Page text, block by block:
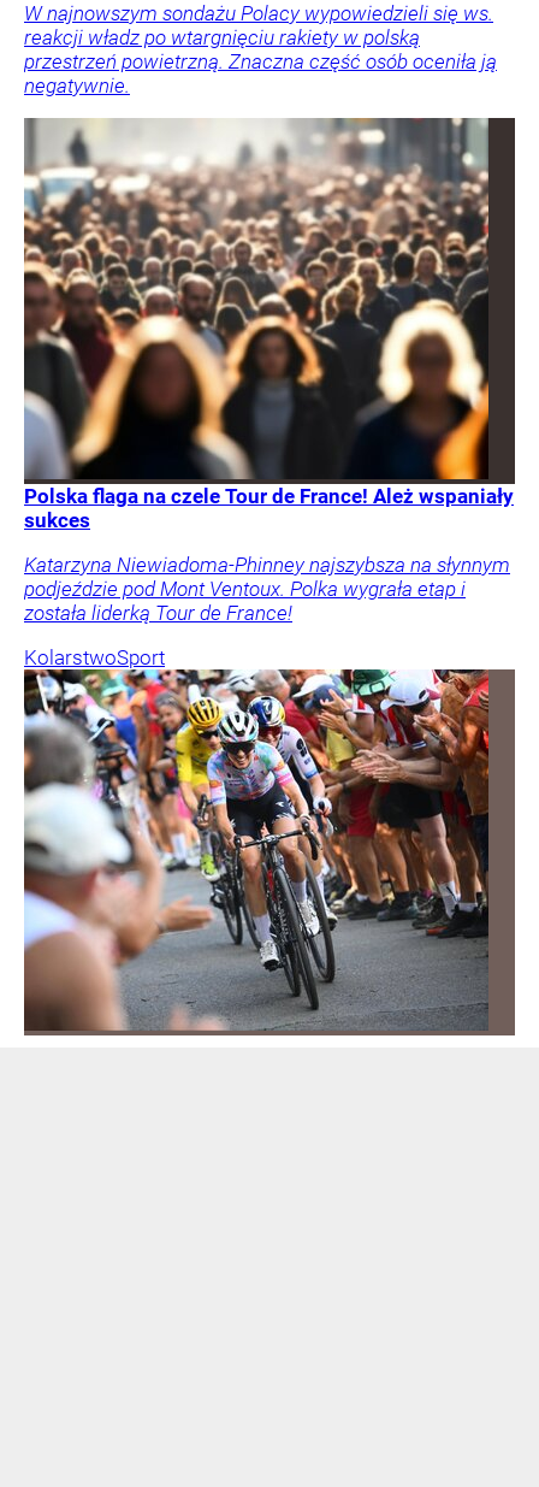
W najnowszym sondażu Polacy wypowiedzieli się ws.
reakcji władz po wtargnięciu rakiety w polską
przestrzeń powietrzną. Znaczna część osób oceniła ją
negatywnie.
Polska flaga na czele Tour de France! Ależ wspaniały
sukces
Katarzyna Niewiadoma-Phinney najszybsza na słynnym
podjeździe pod Mont Ventoux. Polka wygrała etap i
została liderką Tour de France!
KolarstwoSport